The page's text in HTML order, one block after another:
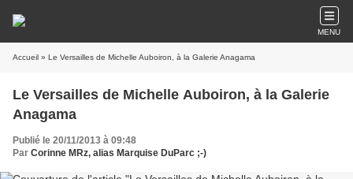
MENU
Accueil » Le Versailles de Michelle Auboiron, à la Galerie Anagama
Le Versailles de Michelle Auboiron, à la Galerie
Anagama
Publié le 20/11/2013 à 09:48
Par Corinne MRz, alias Marquise DuParc ;-)